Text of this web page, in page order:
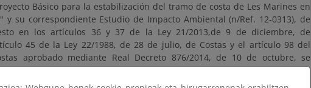
Básico para la estabilización del tramo de costa de Les Marines en
y su correspondiente Estudio de Impacto Ambiental (n/Ref. 12-0313), de
en los artículos 36 y 37 de la Ley 21/2013,de 9 de diciembre, de
45 de la Ley 22/1988, de 28 de julio, de Costas y el artículo 98 del
aprobado mediante Real Decreto 876/2014, de 10 de octubre, se
durante un plazo de TREINTA (30) días hábiles a contar desde el
de este anuncio en el Boletín Oficial de Estado.